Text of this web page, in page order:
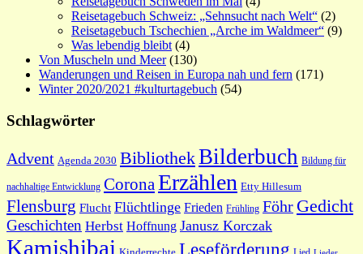
Reisetagebuch Schweiz: „Sehnsucht nach Welt“ (2)
Reisetagebuch Tschechien „Arche im Waldmeer“ (9)
Was lebendig bleibt (4)
Von Muscheln und Meer(130)
Wanderungen und Reisen in Europa nah und fern (171)
Winter 2020/2021 #kulturtagebuch (54)
Schlagwörter
Advent Agenda 2030 BibliothekBilderbuch Bildung für
nachhaltige Entwicklung Corona Erzählen Etty Hillesum
Flensburg Flucht Flüchtlinge Frieden Frühling Föhr Gedicht
Geschichten Herbst Hoffnung Janusz Korczak
Kamishibai Leseförderung